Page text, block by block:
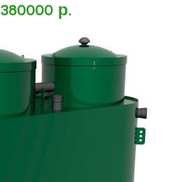
380000 р.